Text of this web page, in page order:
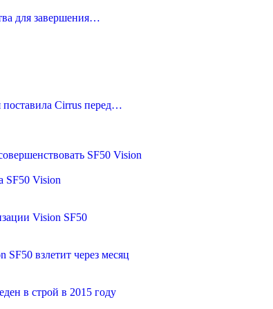
для завершения…
Cirrus перед…
SF50 Vision
SF50 Vision
Vision SF50
взлетит через месяц
в строй в 2015 году